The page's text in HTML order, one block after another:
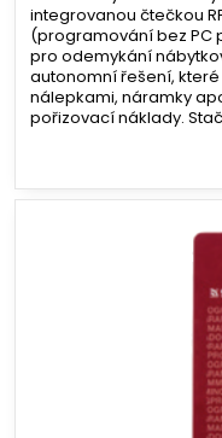
integrovanou čtečkou
(programování bez PC
pro odemykání
autonomní řešení, které
nálepkami, náramky
pořizovací náklady.